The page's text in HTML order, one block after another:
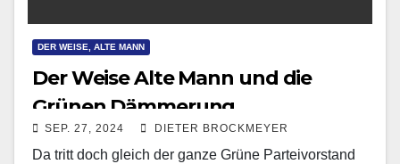
DER WEISE, ALTE MANN
Der Weise Alte Mann und die
Grünen Dämmerung
SEP. 27, 2024 DIETER BROCKMEYER
Da tritt doch gleich der ganze Grüne Parteivorstand